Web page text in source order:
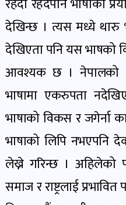
प्रवास
पोष्ट
धर्म-
संस्कृति
वन-
रहँदा रहँदैपनि भाषाको
देखिन्छ । त्यस मध्ये थारु
देखिएता पनि यस भाषको
आवश्यक छ । नेपालको
भाषामा एकरुपता
भाषाको विकस र जगेर्ना
भाषाको लिपि नभएपनि
लेख्ने गरिन्छ । अहिलेको
समाज र राष्ट्रलाई